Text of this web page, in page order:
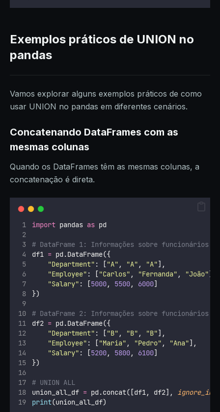
Exemplos práticos de UNION no
pandas
Vamos explorar alguns exemplos práticos de como
usar UNION no pandas em diferentes cenários.
Concatenando DataFrames com as
mesmas colunas
Quando os DataFrames têm as mesmas colunas, a
concatenação é direta.
import pandas as pd
# DataFrame 1: Informações sobre funcionários
df1 = pd.DataFrame({
"Department" : ["A" , "A" , "A"],
"Employee" : ["Carlos" , "Fernanda" , "João"],
"Salary" : [5000, 5500, 6000]
})
# DataFrame 2: Informações sobre funcionários
df2 = pd.DataFrame({
"Department" : ["B" , "B" , "B"],
"Employee" : ["Maria" , "Pedro" , "Ana"],
"Salary" : [5200, 5800, 6100]
})
# UNION ALL
union_all_df = pd.concat([df1, df2],
print(union_all_df)